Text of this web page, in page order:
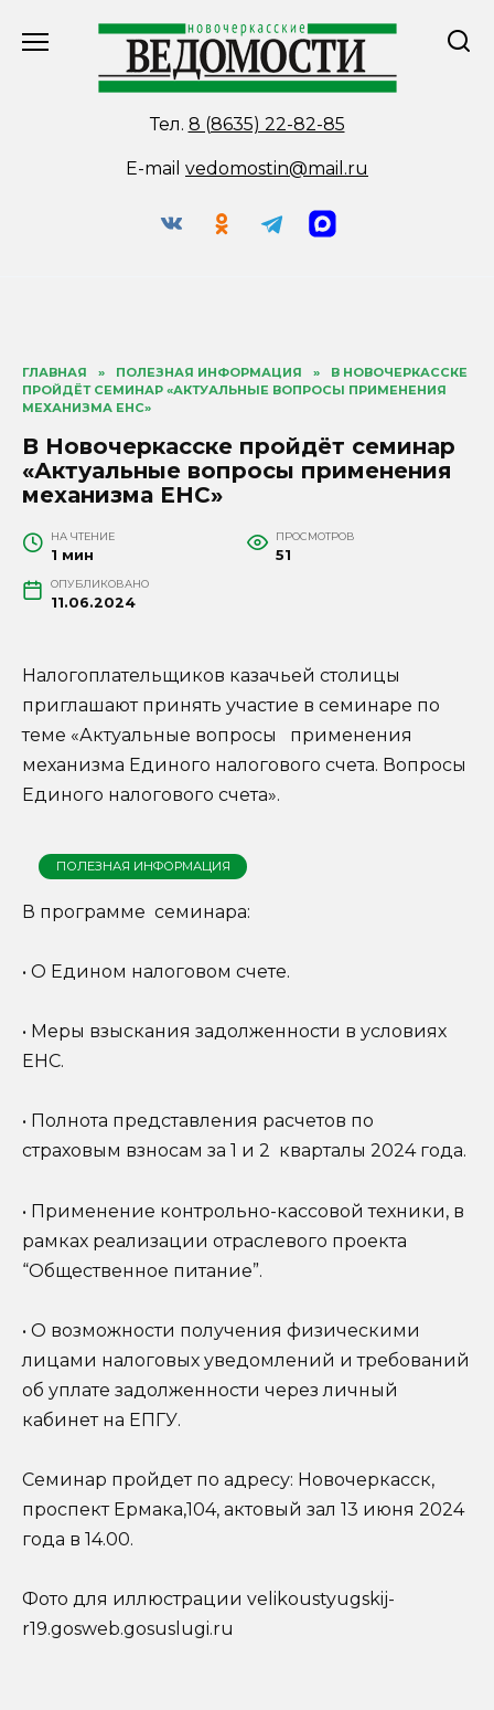
Тел. 8 (8635) 22-82-85
E-mail vedomostin@mail.ru
ГЛАВНАЯ » ПОЛЕЗНАЯ ИНФОРМАЦИЯ »
В НОВОЧЕРКАССКЕ
ПРОЙДЁТ СЕМИНАР «АКТУАЛЬНЫЕ ВОПРОСЫ ПРИМЕНЕНИЯ
МЕХАНИЗМА ЕНС»
В Новочеркасске пройдёт семинар
«Актуальные вопросы применения
механизма ЕНС»
НА ЧТЕНИЕ
1 мин
ПРОСМОТРОВ
51
ОПУБЛИКОВАНО
11.06.2024
Налогоплательщиков казачьей столицы
приглашают принять участие в семинаре по
теме «Актуальные вопросы применения
механизма Единого налогового счета. Вопросы
Единого налогового счета».
ПОЛЕЗНАЯ ИНФОРМАЦИЯ
В программе семинара:
• О Едином налоговом счете.
• Меры взыскания задолженности в условиях
ЕНС.
• Полнота представления расчетов по
страховым взносам за 1 и 2 кварталы 2024 года.
• Применение контрольно-кассовой техники, в
рамках реализации отраслевого проекта
“Общественное питание”.
• О возможности получения физическими
лицами налоговых уведомлений и требований
об уплате задолженности через личный
кабинет на ЕПГУ.
Семинар пройдет по адресу: Новочеркасск,
проспект Ермака,104, актовый зал 13 июня 2024
года в 14.00.
Фото для иллюстрации velikoustyugskij-
r19.gosweb.gosuslugi.ru